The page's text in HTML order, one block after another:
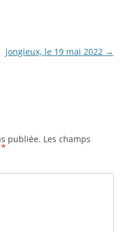
Jongieux, le 19 mai 2022 →
publiée. Les champs
*